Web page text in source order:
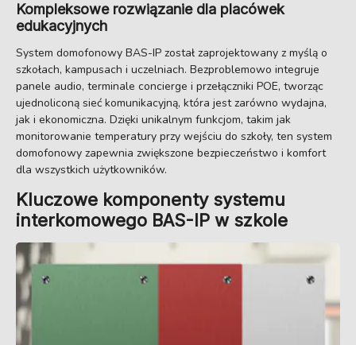
Kompleksowe rozwiązanie dla placówek
edukacyjnych
System domofonowy BAS-IP został zaprojektowany z myślą o
szkołach, kampusach i uczelniach. Bezproblemowo integruje
panele audio, terminale concierge i przełączniki POE, tworząc
ujednoliconą sieć komunikacyjną, która jest zarówno wydajna,
jak i ekonomiczna. Dzięki unikalnym funkcjom, takim jak
monitorowanie temperatury przy wejściu do szkoły, ten system
domofonowy zapewnia zwiększone bezpieczeństwo i komfort
dla wszystkich użytkowników.
Kluczowe komponenty systemu
interkomowego BAS-IP w szkole